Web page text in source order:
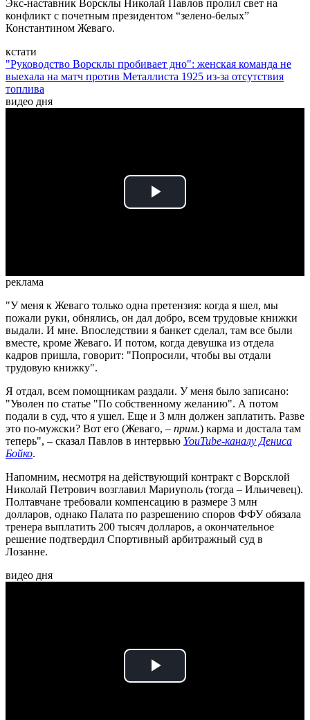
Экс-наставник Ворсклы Николай Павлов пролил свет на
конфликт с почетным президентом “зелено-белых”
Константином Жеваго.
кстати
"Руководство Ворсклы пробивает дно": женская команда не
выехала на матч против Металлиста 1925 из-за отсутствия
топлива
видео дня
Play
реклама
"У меня к Жеваго только одна претензия: когда я шел, мы
пожали руки, обнялись, он дал добро, всем трудовые книжки
выдали. И мне. Впоследствии я банкет сделал, там все были
вместе, кроме Жеваго. И потом, когда девушка из отдела
кадров пришла, говорит: "Попросили, чтобы вы отдали
трудовую книжку".
Я отдал, всем помощникам раздали. У меня было записано:
"Уволен по статье "По собственному желанию". А потом
подали в суд, что я ушел. Еще и 3 млн должен заплатить. Разве
это по-мужски? Вот его (Жеваго, – прим.) карма и достала там
теперь", – сказал Павлов в интервью YouTube-каналу Дениса
Бойко.
Напомним, несмотря на действующий контракт с Ворсклой
Николай Петрович возглавил Мариуполь (тогда – Ильичевец).
Полтавчане требовали компенсацию в размере 3 млн
долларов, однако Палата по разрешению споров ФФУ обязала
тренера выплатить 200 тысяч долларов, а окончательное
решение подтвердил Спортивный арбитражный суд в
Лозанне.
видео дня
Play